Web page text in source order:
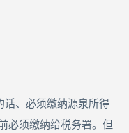
话、必须缴纳源泉所得
必须缴纳给税务署。但